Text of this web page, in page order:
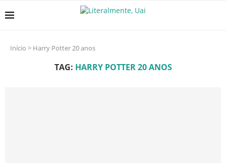
Início > Harry Potter 20 anos
TAG: HARRY POTTER 20 ANOS